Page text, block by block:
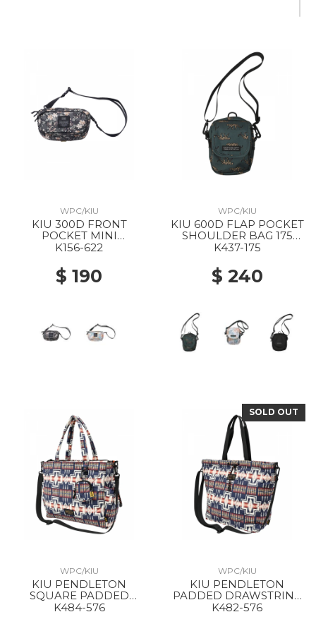
WPC/KIU
KIU 300D FRONT
POCKET MINI
SHOULDER BAG 622
K156-622
$ 190
WPC/KIU
KIU 600D FLAP POCKET
SHOULDER BAG 175
LEOPARD
K437-175
$ 240
WPC/KIU
KIU PENDLETON
SQUARE PADDED
MULTIPURPOSE TOTE
K484-576
SOLD OUT
WPC/KIU
KIU PENDLETON
PADDED DRAWSTRING
TOTE BAG 576 HARDING
K482-576